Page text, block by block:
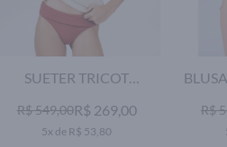
SUETER TRICOT
R$ 549,00R$ 269,00
5x de R$ 53,80
R$